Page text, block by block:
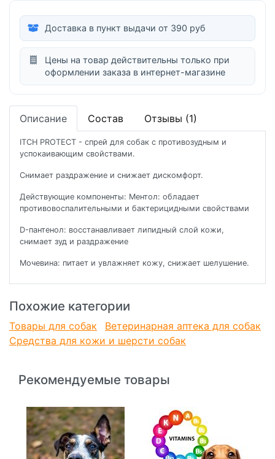
Доставка в пункт выдачи от 390 руб
Цены на товар действительны только при
оформлении заказа в интернет-магазине
Описание Состав Отзывы (1)
ITCH PROTECT - спрей для собак с противозудным и
успокаивающим свойствами.
Снимает раздражение и снижает дискомфорт.
Действующие компоненты: Ментол: обладает
противовоспалительными и бактерицидными свойствами
D-пантенол: восстанавливает липидный слой кожи,
снимает зуд и раздражение
Мочевина: питает и увлажняет кожу, снижает шелушение.
Похожие категории
Товары для собак
Ветеринарная аптека для собак
Средства для кожи и шерсти собак
Рекомендуемые товары